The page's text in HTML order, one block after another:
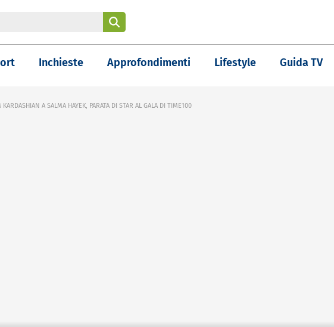
Inchieste Approfondimenti Lifestyle Guida TV
KARDASHIAN A SALMA HAYEK, PARATA DI STAR AL GALA DI TIME100